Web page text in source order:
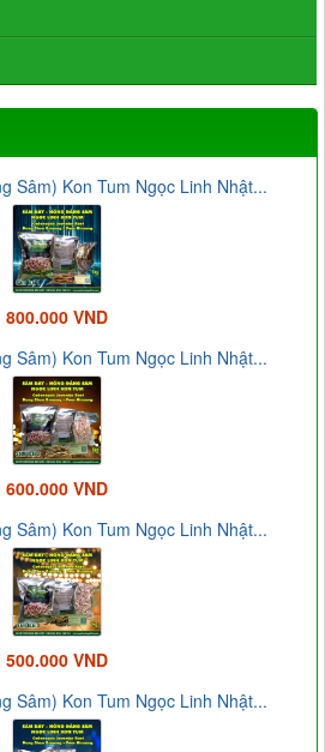
Sâm) Kon Tum Ngọc Linh Nhật...
800.000 VND
Sâm) Kon Tum Ngọc Linh Nhật...
600.000 VND
Sâm) Kon Tum Ngọc Linh Nhật...
500.000 VND
Sâm) Kon Tum Ngọc Linh Nhật...